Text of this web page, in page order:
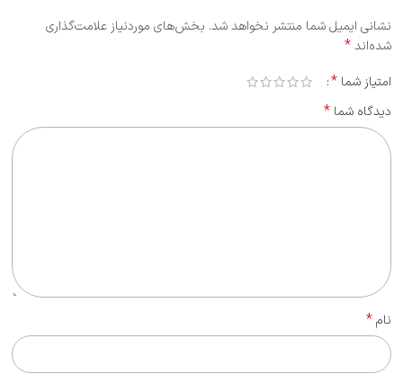
نشانی ایمیل شما منتشر نخواهد شد. بخش‌های موردنیاز علامت‌گذاری
شده‌اند*
امتیاز شما *
دیدگاه شما *
نام*